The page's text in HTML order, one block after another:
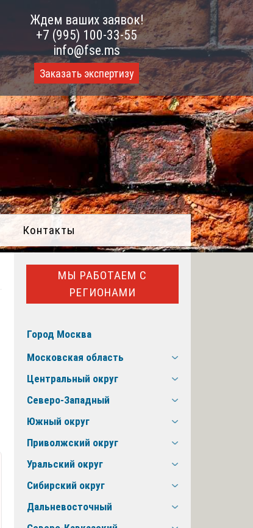
Ждем ваших заявок!
+7 (995) 100-33-55
info@fse.ms
Заказать экспертизу
Контакты
МЫ РАБОТАЕМ С
РЕГИОНАМИ
Город Москва
Московская область
Центральный округ
Северо-Западный
Южный округ
Приволжский округ
Уральский округ
Сибирский округ
Дальневосточный